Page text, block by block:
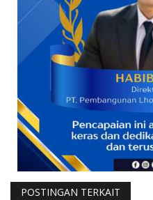
POSTINGAN TERKAIT